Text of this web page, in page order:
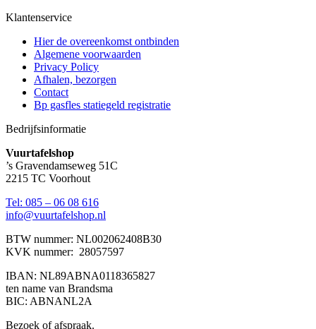
Klantenservice
Hier de overeenkomst ontbinden
Algemene voorwaarden
Privacy Policy
Afhalen, bezorgen
Contact
Bp gasfles statiegeld registratie
Bedrijfsinformatie
Vuurtafelshop
’s Gravendamseweg 51C
2215 TC Voorhout
Tel: 085 – 06 08 616
info@vuurtafelshop.nl
BTW nummer: NL002062408B30
KVK nummer: 28057597
IBAN: NL89ABNA0118365827
ten name van Brandsma
BIC: ABNANL2A
Bezoek of afspraak.